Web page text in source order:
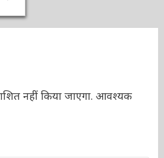
नहीं किया जाएगा.